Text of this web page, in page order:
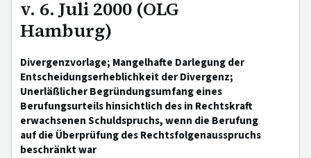
v. 6. Juli 2000 (OLG
Hamburg)
Divergenzvorlage; Mangelhafte Darlegung der
Entscheidungserheblichkeit der Divergenz;
Unerläßlicher Begründungsumfang eines
Berufungsurteils hinsichtlich des in Rechtskraft
erwachsenen Schuldspruchs, wenn die Berufung
auf die Überprüfung des Rechtsfolgenausspruchs
beschränkt war